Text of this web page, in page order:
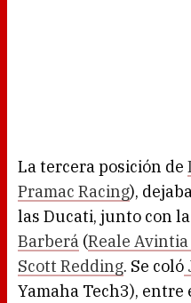
La tercera posición de
Pramac Racing),
las Ducati, junto con
Barberá (Reale
Scott Redding. Se coló
Yamaha Tech3),